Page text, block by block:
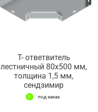
Т- ответвитель
лестничный 80х500 мм,
толщина 1,5 мм,
сендзимир
под заказ